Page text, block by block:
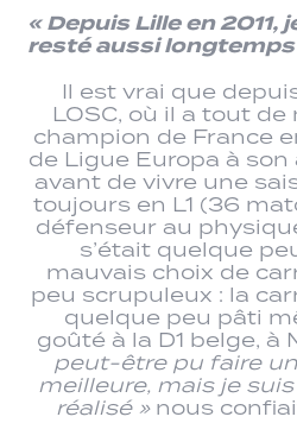
« Depuis Lille en 2011,
resté aussi longtemps
Il est vrai que
LOSC, où il a tout
champion de France
de Ligue Europa à
avant de vivre une
toujours en L1 (36
défenseur au
s’était quelque
mauvais choix de
peu scrupuleux : la
quelque peu pâti
goûté à la D1 belge, à
peut-être pu faire
meilleure, mais je suis
réalisé »nous